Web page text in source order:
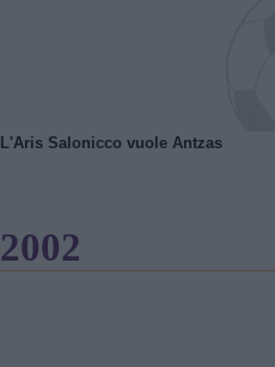
L'Aris Salonicco vuole Antzas
2002